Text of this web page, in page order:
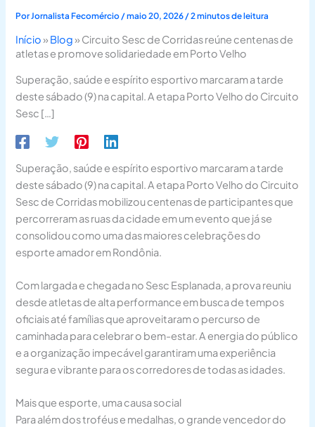
PorJornalista Fecomércio /maio 20, 2026 /2 minutos de leitura
Início» Blog» Circuito Sesc de Corridas reúne centenas de
atletas e promove solidariedade em Porto Velho
Superação, saúde e espírito esportivo marcaram a tarde
deste sábado (9) na capital. A etapa Porto Velho do Circuito
Sesc […]
Superação, saúde e espírito esportivo marcaram a tarde
deste sábado (9) na capital. A etapa Porto Velho do Circuito
Sesc de Corridas mobilizou centenas de participantes que
percorreram as ruas da cidade em um evento que já se
consolidou como uma das maiores celebrações do
esporte amador em Rondônia.
Com largada e chegada no Sesc Esplanada, a prova reuniu
desde atletas de alta performance em busca de tempos
oficiais até famílias que aproveitaram o percurso de
caminhada para celebrar o bem-estar. A energia do público
e a organização impecável garantiram uma experiência
segura e vibrante para os corredores de todas as idades.
Mais que esporte, uma causa social
Para além dos troféus e medalhas, o grande vencedor do